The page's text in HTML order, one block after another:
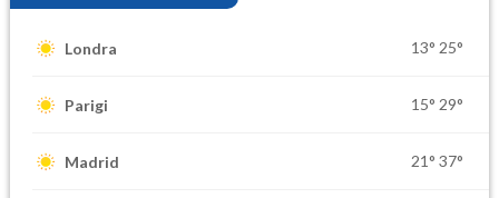
Londra 13° 25°
Parigi 15° 29°
Madrid 21° 37°